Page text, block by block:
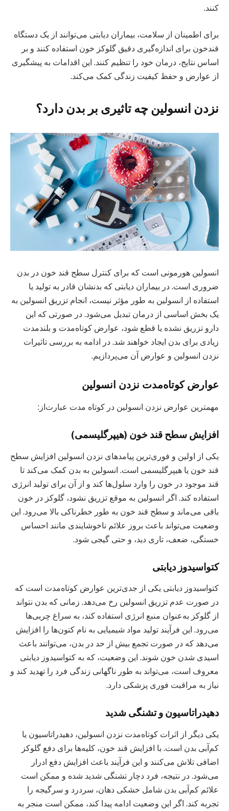
کنند.
برای اطمینان از سلامت، بیماران دیابتی می‌توانند از یک دستگاه
قندخون برای اندازه‌گیری دقیق گلوکز خون استفاده کنند و بر
اساس نتایج، درمان خود را تنظیم کنند. این اقدامات به پیشگیری
از عوارض و حفظ کیفیت زندگی کمک می‌کند.
نزدن انسولین چه تاثیری بر بدن دارد؟
انسولین هورمونی است که برای کنترل سطح قند خون در بدن
ضروری است. در بیماران دیابتی که بدنشان قادر به تولید یا
استفاده از انسولین به طور مؤثر نیست، انجام تزریق انسولین به
یک بخش اساسی از درمان تبدیل می‌شود. در صورتی که این
دارو تزریق نشده یا قطع شود، عوارض کوتاه‌مدت و بلندمدت
زیادی برای بدن ایجاد خواهند شد. در ادامه به بررسی تاثیرات
نزدن انسولین و عوارض آن می‌پردازیم.
عوارض کوتاه‌مدت نزدن انسولین
مهمترین عوارض نزدن انسولین در کوتاه مدت عبارت‌از:
افزایش سطح قند خون (هیپرگلیسمی)
یکی از اولین و فوری‌ترین پیامدهای نزدن انسولین افزایش سطح
قند خون یا هیپرگلیسمی است. انسولین به بدن کمک می‌کند تا
قند موجود در خون را وارد سلول‌ها کند و از آن برای تولید انرژی
استفاده کند. اگر انسولین به موقع تزریق نشود، گلوکز در خون
باقی می‌ماند و سطح قند خون به طور خطرناکی بالا می‌رود. این
وضعیت می‌تواند باعث بروز علائم ناخوشایندی مانند احساس
خستگی، ضعف، تاری دید، و حتی گیجی شود.
کتواسیدوز دیابتی
کتواسیدوز دیابتی یکی از جدی‌ترین عوارض کوتاه‌مدت است که
در صورت عدم تزریق انسولین رخ می‌دهد. زمانی که بدن نتواند
از گلوکز به‌عنوان منبع انرژی استفاده کند، به سراغ چربی‌ها
می‌رود. این فرآیند تولید مواد شیمیایی به نام کتون‌ها را افزایش
می‌دهد که در صورت تجمع بیش از حد در بدن، می‌توانند باعث
اسیدی شدن خون شوند. این وضعیت، که به کتواسیدوز دیابتی
معروف است، می‌تواند به طور ناگهانی زندگی فرد را تهدید کند و
نیاز به مراقبت فوری پزشکی دارد.
دهیدراتاسیون و تشنگی شدید
یکی دیگر از اثرات کوتاه‌مدت نزدن انسولین، دهیدراتاسیون یا
کم‌آبی بدن است. با افزایش قند خون، کلیه‌ها برای دفع گلوکز
اضافی تلاش می‌کنند و این فرآیند باعث افزایش دفع ادرار
می‌شود. در نتیجه، فرد دچار تشنگی شدید شده و ممکن است
علائم کم‌آبی بدن شامل خشکی دهان، سردرد و سرگیجه را
تجربه کند. اگر این وضعیت ادامه پیدا کند، ممکن است منجر به